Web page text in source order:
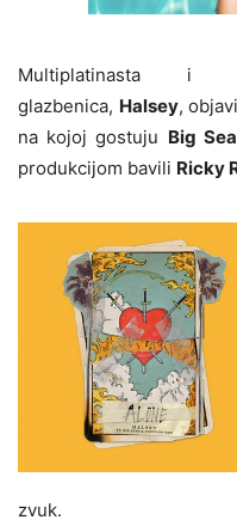
Multiplatinasta i
glazbenica, Halsey,
na kojoj gostuju Big
produkcijom bavili Ricky
zvuk.